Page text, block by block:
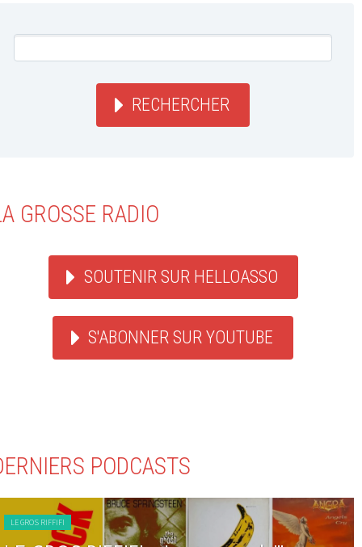
RECHERCHER
GROSSE RADIO
SOUTENIR SUR HELLOASSO
S'ABONNER SUR YOUTUBE
PODCASTS
LE GROS RIFFIFI